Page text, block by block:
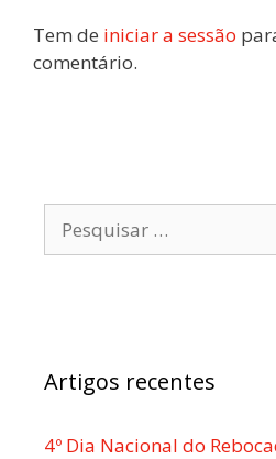
Tem de iniciar a sessão
comentário.
por:
Artigos recentes
4º Dia Nacional do